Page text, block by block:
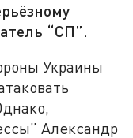
“СП”.
Украины
Александр